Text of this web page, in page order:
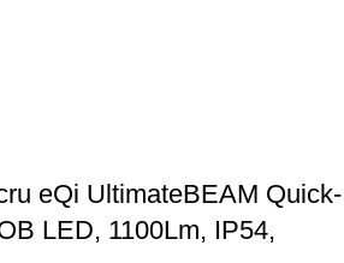
eQi UltimateBEAM Quick-
LED, 1100Lm, IP54,